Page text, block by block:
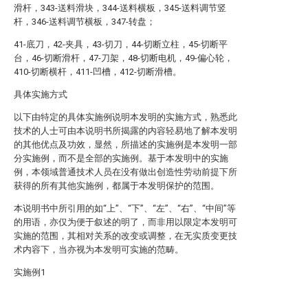
滑杆，343-送料滑块，344-送料横板，345-送料调节竖
杆，346-送料调节横板，347-转盘；
41-底刀，42-夹具，43-切刀，44-切断立柱，45-切断平
台，46-切断滑杆，47-刀架，48-切断电机，49-偏心轮，
410-切断横杆，411-凹槽，412-切断滑槽。
具体实施方式
以下由特定的具体实施例说明本发明的实施方式，熟悉此
技术的人士可由本说明书所揭露的内容轻易地了解本发明
的其他优点及功效，显然，所描述的实施例是本发明一部
分实施例，而不是全部的实施例。基于本发明中的实施
例，本领域普通技术人员在没有做出创造性劳动前提下所
获得的所有其他实施例，都属于本发明保护的范围。
本说明书中所引用的如“上”、“下”、“左”、“右”、“中间”等
的用语，亦仅为便于叙述的明了，而非用以限定本发明可
实施的范围，其相对关系的改变或调整，在无实质变更技
术内容下，当亦视为本发明可实施的范畴。
实施例1